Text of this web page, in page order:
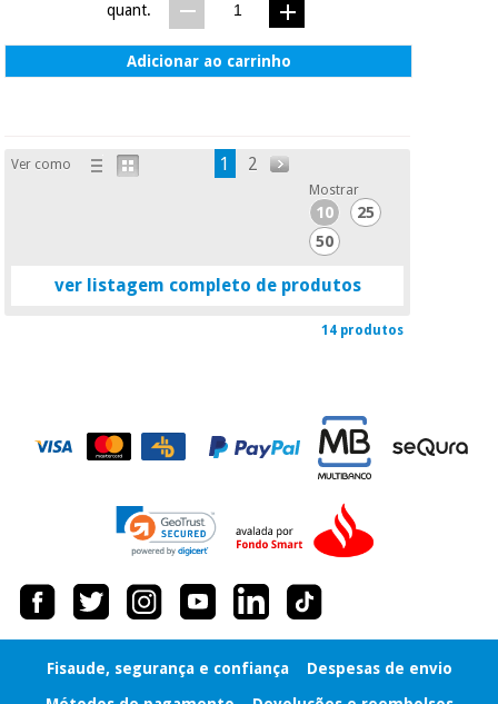
quant.
Adicionar ao carrinho
Ver como 1 2
Mostrar
10
25
50
ver listagem completo de produtos
14 produtos
Fisaude, segurança e confiança
Despesas de envio